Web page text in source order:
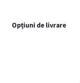
Opțiuni de livrare